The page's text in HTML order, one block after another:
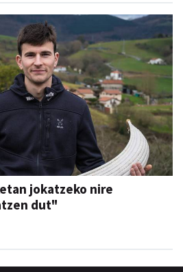
jokatzeko nire
dut"